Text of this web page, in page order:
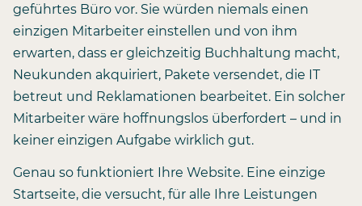
geführtes Büro vor. Sie würden niemals einen
einzigen Mitarbeiter einstellen und von ihm
erwarten, dass er gleichzeitig Buchhaltung macht,
Neukunden akquiriert, Pakete versendet, die IT
betreut und Reklamationen bearbeitet. Ein solcher
Mitarbeiter wäre hoffnungslos überfordert – und in
keiner einzigen Aufgabe wirklich gut.
Genau so funktioniert Ihre Website. Eine einzige
Startseite, die versucht, für alle Ihre Leistungen